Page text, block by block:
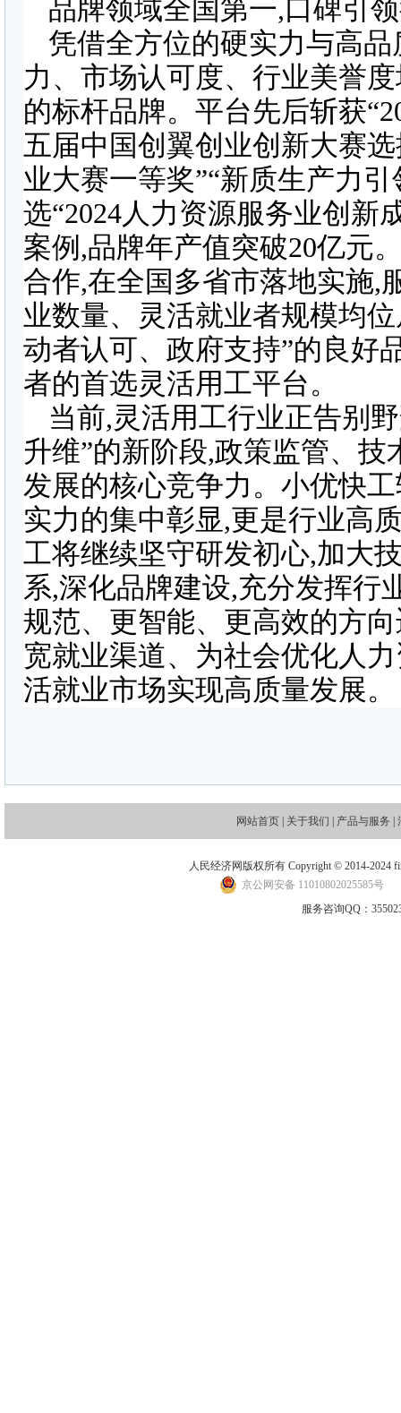
品牌领域全国第一,口碑引
凭借全方位的硬实力与高
力、市场认可度、行业美誉
的标杆品牌。平台先后斩获
五届中国创翼创业创新大赛
业大赛一等奖”“新质生产力
选“2024人力资源服务业创新
案例,品牌年产值突破20亿元
合作,在全国多省市落地实施,
业数量、灵活就业者规模均
动者认可、政府支持”的良好
者的首选灵活用工平台。
当前,灵活用工行业正告别
升维”的新阶段,政策监管、
发展的核心竞争力。小优快
实力的集中彰显,更是行业高
工将继续坚守研发初心,加大
系,深化品牌建设,充分发挥行
规范、更智能、更高效的方
宽就业渠道、为社会优化人
活就业市场实现高质量发展。
网站首页 关于我们 产品与服务
人民经济网版权所有 Copyright © 2014-2024
京公网安备 11010802025585号
服务咨询QQ：